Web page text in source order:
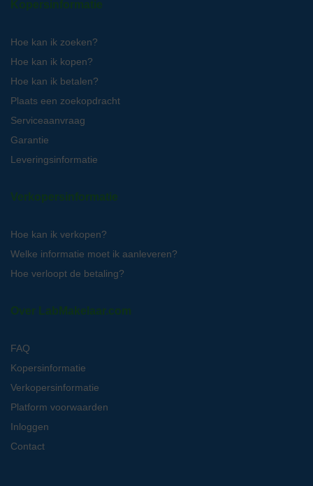
Kopersinformatie
Hoe kan ik zoeken?
Hoe kan ik kopen?
Hoe kan ik betalen?
Plaats een zoekopdracht
Serviceaanvraag
Garantie
Leveringsinformatie
Verkopersinformatie
Hoe kan ik verkopen?
Welke informatie moet ik aanleveren?
Hoe verloopt de betaling?
Over LabMakelaar.com
FAQ
Kopersinformatie
Verkopersinformatie
Platform voorwaarden
Inloggen
Contact